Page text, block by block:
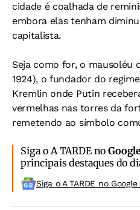
cidade é coalhada de
embora elas tenham
capitalista.
Seja como for, o mausoléu
1924), o fundador do
Kremlin onde Putin
vermelhas nas torres da
remetendo ao símbolo
Siga o A TARDE no
principais destaques do
Siga o A TARDE no